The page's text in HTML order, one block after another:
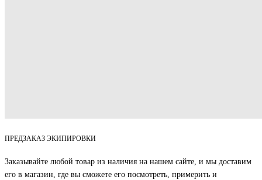
ПРЕДЗАКАЗ ЭКИПИРОВКИ
Заказывайте любой товар из наличия на нашем сайте, и мы доставим
его в магазин, где вы сможете его посмотреть, примерить и